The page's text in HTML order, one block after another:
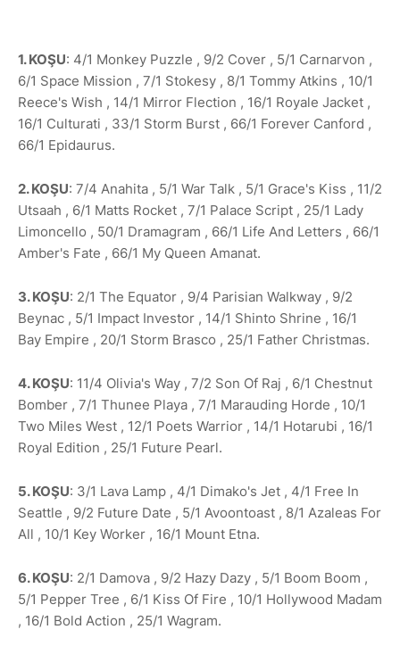
1. KOŞU: 4/1 Monkey Puzzle , 9/2 Cover , 5/1 Carnarvon ,
6/1 Space Mission , 7/1 Stokesy , 8/1 Tommy Atkins , 10/1
Reece's Wish , 14/1 Mirror Flection , 16/1 Royale Jacket ,
16/1 Culturati , 33/1 Storm Burst , 66/1 Forever Canford ,
66/1 Epidaurus.
2. KOŞU: 7/4 Anahita , 5/1 War Talk , 5/1 Grace's Kiss , 11/2
Utsaah , 6/1 Matts Rocket , 7/1 Palace Script , 25/1 Lady
Limoncello , 50/1 Dramagram , 66/1 Life And Letters , 66/1
Amber's Fate , 66/1 My Queen Amanat.
3. KOŞU: 2/1 The Equator , 9/4 Parisian Walkway , 9/2
Beynac , 5/1 Impact Investor , 14/1 Shinto Shrine , 16/1
Bay Empire , 20/1 Storm Brasco , 25/1 Father Christmas.
4. KOŞU: 11/4 Olivia's Way , 7/2 Son Of Raj , 6/1 Chestnut
Bomber , 7/1 Thunee Playa , 7/1 Marauding Horde , 10/1
Two Miles West , 12/1 Poets Warrior , 14/1 Hotarubi , 16/1
Royal Edition , 25/1 Future Pearl.
5. KOŞU: 3/1 Lava Lamp , 4/1 Dimako's Jet , 4/1 Free In
Seattle , 9/2 Future Date , 5/1 Avoontoast , 8/1 Azaleas For
All , 10/1 Key Worker , 16/1 Mount Etna.
6. KOŞU: 2/1 Damova , 9/2 Hazy Dazy , 5/1 Boom Boom ,
5/1 Pepper Tree , 6/1 Kiss Of Fire , 10/1 Hollywood Madam
, 16/1 Bold Action , 25/1 Wagram.